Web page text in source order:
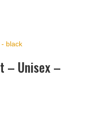
– Unisex –